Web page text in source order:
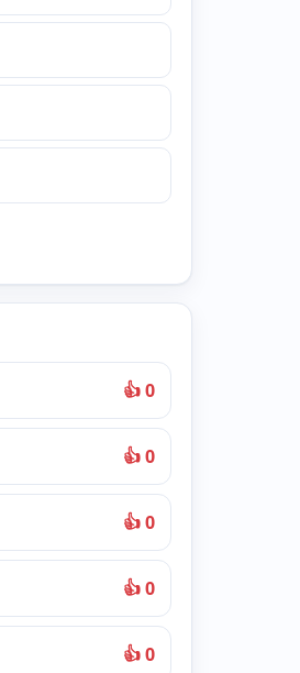
👍 0
👍 0
👍 0
👍 0
👍 0